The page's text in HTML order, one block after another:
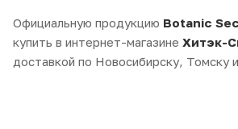
Официальную продукцию Botanic
купить в интернет-магазине Хитэк-
доставкой по Новосибирску, Томску